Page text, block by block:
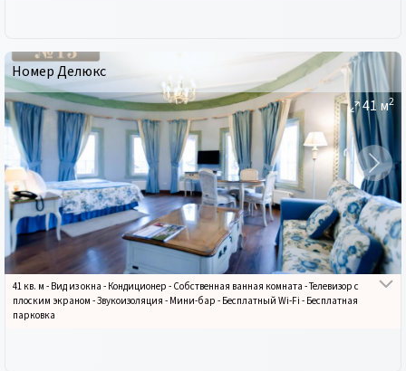
Номер Делюкс
41 м2
41 кв. м - Вид из окна - Кондиционер - Собственная ванная комната -Телевизор с
плоским экраном -Звукоизоляция - Мини-бар - Бесплатный Wi-Fi - Бесплатная
парковка